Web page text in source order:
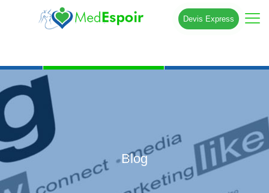
Devis Express
Blog